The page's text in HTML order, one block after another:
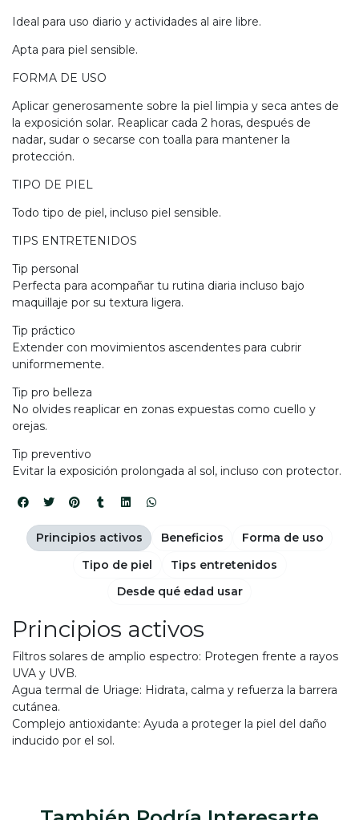
Ideal para uso diario y actividades al aire libre.
Apta para piel sensible.
FORMA DE USO
Aplicar generosamente sobre la piel limpia y seca antes de
la exposición solar. Reaplicar cada 2 horas, después de
nadar, sudar o secarse con toalla para mantener la
protección.
TIPO DE PIEL
Todo tipo de piel, incluso piel sensible.
TIPS ENTRETENIDOS
Tip personal
Perfecta para acompañar tu rutina diaria incluso bajo
maquillaje por su textura ligera.
Tip práctico
Extender con movimientos ascendentes para cubrir
uniformemente.
Tip pro belleza
No olvides reaplicar en zonas expuestas como cuello y
orejas.
Tip preventivo
Evitar la exposición prolongada al sol, incluso con protector.
Principios activos
Filtros solares de amplio espectro: Protegen frente a rayos
UVA y UVB.
Agua termal de Uriage: Hidrata, calma y refuerza la barrera
cutánea.
Complejo antioxidante: Ayuda a proteger la piel del daño
inducido por el sol.
Principios activos Beneficios
Forma de uso
Tipo de piel
Tips entretenidos
Desde qué edad usar